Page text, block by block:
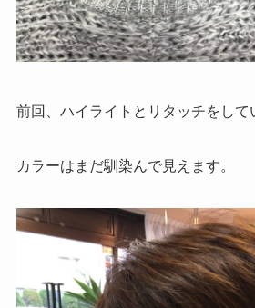
前回、ハイライトとリタッチをして
カラーはまだ馴染んで見えます。